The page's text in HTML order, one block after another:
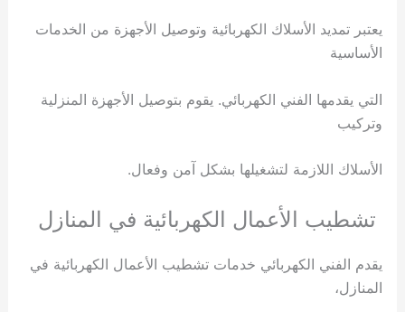
يعتبر تمديد الأسلاك الكهربائية وتوصيل الأجهزة من الخدمات
الأساسية
التي يقدمها الفني الكهربائي. يقوم بتوصيل الأجهزة المنزلية
وتركيب
الأسلاك اللازمة لتشغيلها بشكل آمن وفعال.
تشطيب الأعمال الكهربائية في المنازل
يقدم الفني الكهربائي خدمات تشطيب الأعمال الكهربائية في
المنازل،